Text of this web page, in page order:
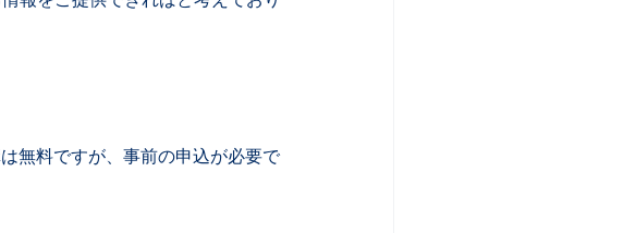
無料ですが、事前の申込が必要で